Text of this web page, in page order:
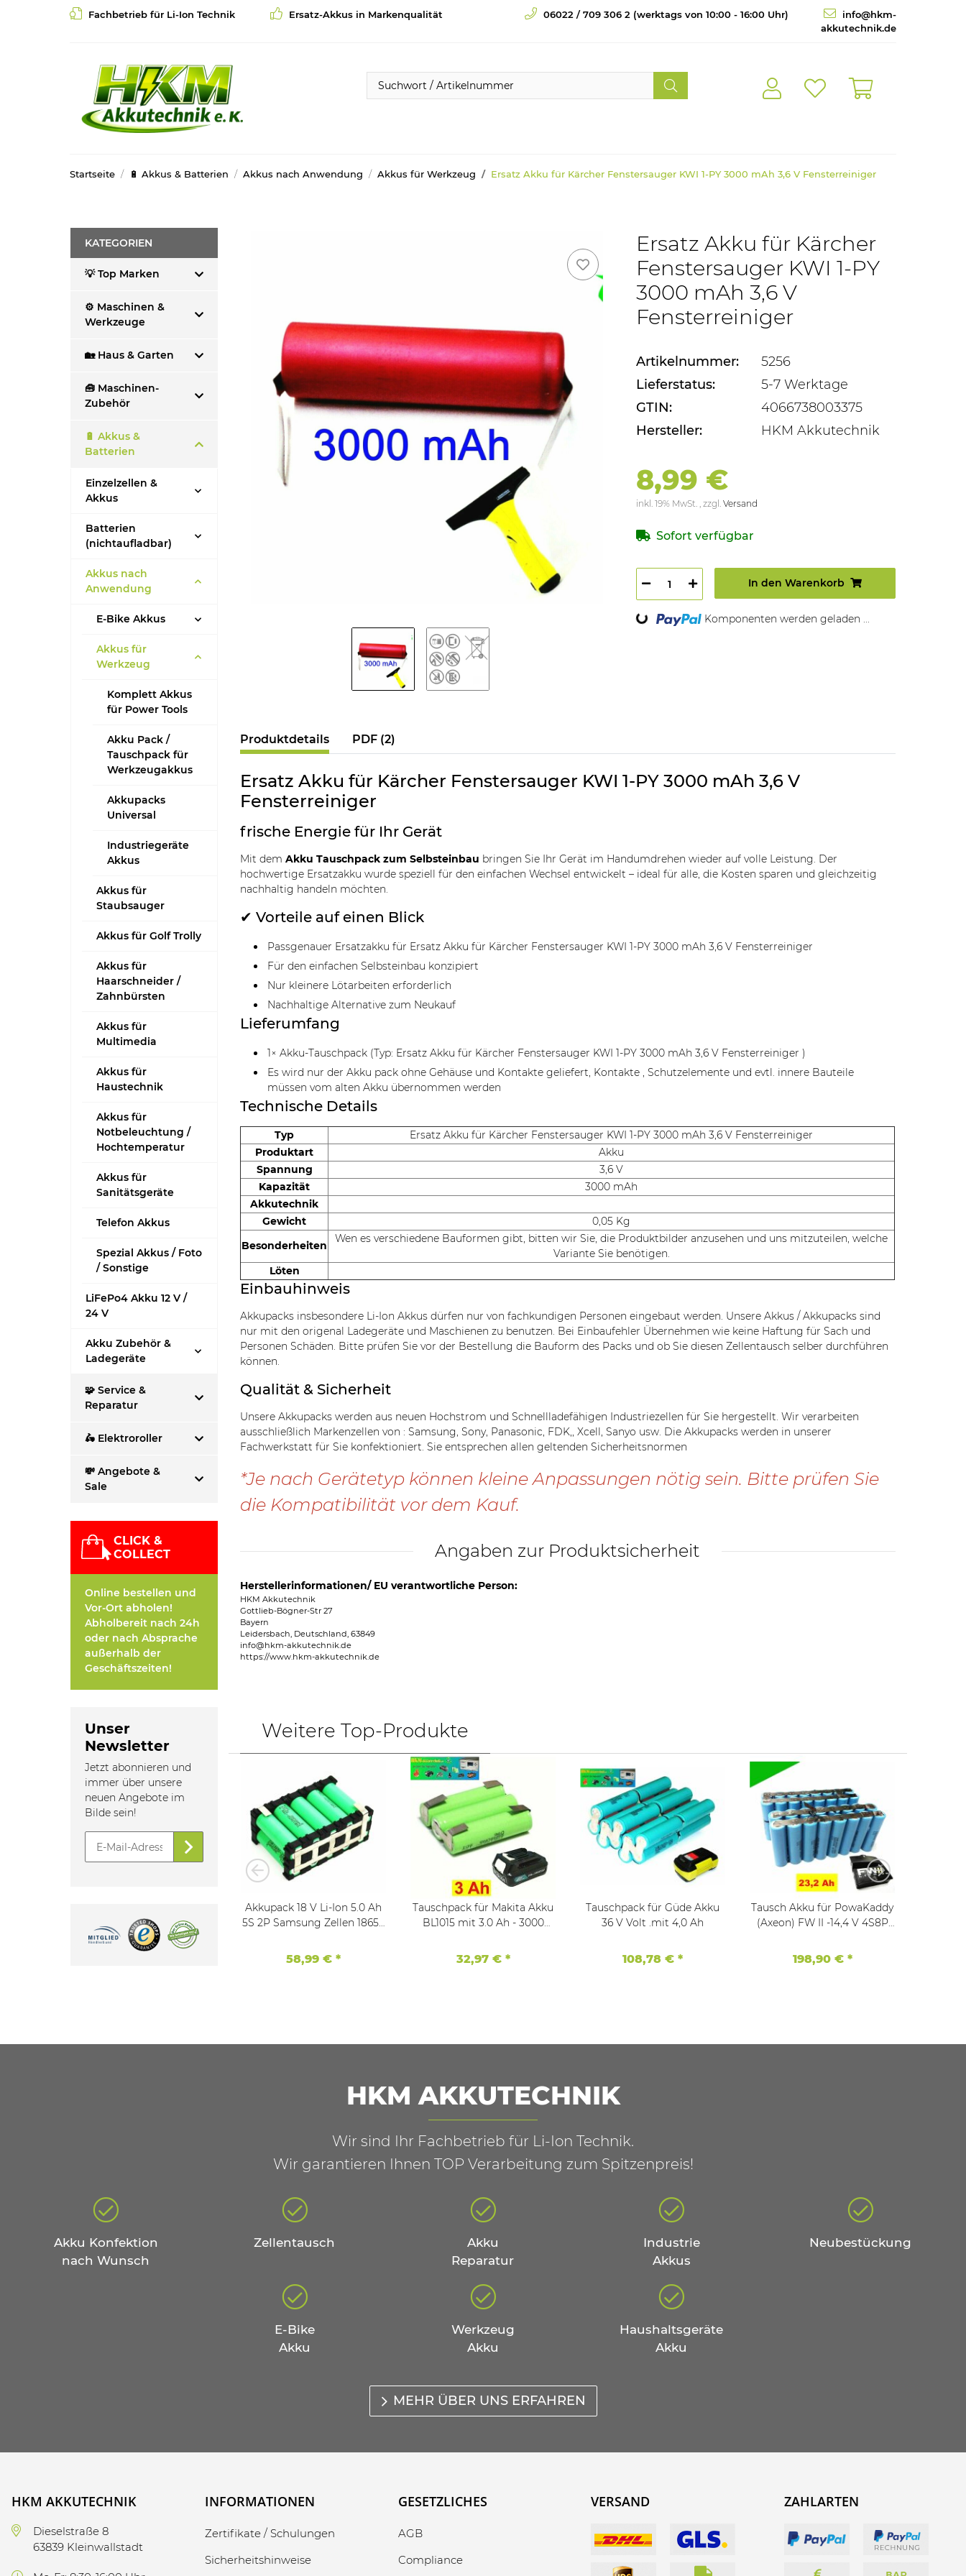
Fachbetrieb für Li-Ion Technik Ersatz-Akkus in Markenqualität 06022 / 709 306 2 (werktags von 10:00 - 16:00 Uhr)
info@hkm-
akkutechnik.de
Startseite 🔋 Akkus & Batterien Akkus nach Anwendung Akkus für Werkzeug Ersatz Akku für Kärcher Fenstersauger KWI 1-PY 3000 mAh 3,6 V Fensterreiniger
Ersatz Akku für Kärcher
Fenstersauger KWI 1-PY
3000 mAh 3,6 V
Fensterreiniger
Artikelnummer:
5256
Lieferstatus:
5-7 Werktage
GTIN:
4066738003375
Hersteller:
HKM Akkutechnik
8,99 €
inkl. 19% MwSt. , zzgl. Versand
Sofort verfügbar
In den Warenkorb
Loading... Komponenten werden geladen ...
Produktdetails PDF (2)
Ersatz Akku für Kärcher Fenstersauger KWI 1-PY 3000 mAh 3,6 V
Fensterreiniger
frische Energie für Ihr Gerät
Mit demAkku Tauschpack zum Selbsteinbau bringen Sie Ihr Gerät im Handumdrehen wieder auf volle Leistung. Der
hochwertige Ersatzakku wurde speziell für den einfachen Wechsel entwickelt – ideal für alle, die Kosten sparen und gleichzeitig
nachhaltig handeln möchten.
✔ Vorteile auf einen Blick
Passgenauer Ersatzakku für Ersatz Akku für Kärcher Fenstersauger KWI 1-PY 3000 mAh 3,6 V Fensterreiniger
Für den einfachen Selbsteinbau konzipiert
Nur kleinere Lötarbeiten erforderlich
Nachhaltige Alternative zum Neukauf
Lieferumfang
1× Akku-Tauschpack (Typ: Ersatz Akku für Kärcher Fenstersauger KWI 1-PY 3000 mAh 3,6 V Fensterreiniger )
Es wird nur der Akku pack ohne Gehäuse und Kontakte geliefert, Kontakte , Schutzelemente und evtl. innere Bauteile
müssen vom alten Akku übernommen werden
Technische Details
Typ
Ersatz Akku für Kärcher Fenstersauger KWI 1-PY 3000 mAh 3,6 V Fensterreiniger
Produktart
Akku
Spannung
3,6 V
Kapazität
3000 mAh
Akkutechnik
Gewicht
0,05 Kg
Besonderheiten
Wen es verschiedene Bauformen gibt, bitten wir Sie, die Produktbilder anzusehen und uns mitzuteilen, welche
Variante Sie benötigen.
Löten
Einbauhinweis
Akkupacks insbesondere Li-Ion Akkus dürfen nur von fachkundigen Personen eingebaut werden. Unsere Akkus / Akkupacks sind
nur mit den origenal Ladegeräte und Maschienen zu benutzen. Bei Einbaufehler Übernehmen wie keine Haftung für Sach und
Personen Schäden. Bitte prüfen Sie vor der Bestellung die Bauform des Packs und ob Sie diesen Zellentausch selber durchführen
können.
Qualität & Sicherheit
Unsere Akkupacks werden aus neuen Hochstrom und Schnellladefähigen Industriezellen für Sie hergestellt. Wir verarbeiten
ausschließlich Markenzellen von : Samsung, Sony, Panasonic, FDK,, Xcell, Sanyo usw. Die Akkupacks werden in unserer
Fachwerkstatt für Sie konfektioniert. Sie entsprechen allen geltenden Sicherheitsnormen
*Je nach Gerätetyp können kleine Anpassungen nötig sein. Bitte prüfen Sie
die Kompatibilität vor dem Kauf.
Angaben zur Produktsicherheit
Herstellerinformationen/ EU verantwortliche Person:
HKM Akkutechnik
Gottlieb-Bögner-Str 27
Bayern
Leidersbach, Deutschland, 63849
info@hkm-akkutechnik.de
https://www.hkm-akkutechnik.de
Weitere Top-Produkte
(Axeon) FW II -14,4 V 4S9P
mit 20,2 Ah Sony Zellen
Akkupack 18 V Li-Ion 5.0 Ah
5S 2P Samsung Zellen 18650
58,99 €*
Tauschpack für Makita Akku
BL1015 mit 3.0 Ah - 3000
32,97 € *
Tauschpack für Güde Akku
36 V Volt .mit 4,0 Ah
108,78 €*
Tausch Akku für PowaKaddy
(Axeon) FW II -14,4 V 4S8P
198,90 € *
KATEGORIEN
💡 Top Marken
⚙️ Maschinen &
Werkzeuge
🏡 Haus & Garten
🧰 Maschinen-
Zubehör
🔋 Akkus &
Batterien
Einzelzellen &
Akkus
Batterien
(nichtaufladbar)
Akkus nach
Anwendung
E-Bike Akkus
Akkus für
Werkzeug
Komplett Akkus
für Power Tools
Akku Pack /
Tauschpack für
Werkzeugakkus
Akkupacks
Universal
Industriegeräte
Akkus
Akkus für
Staubsauger
Akkus für Golf Trolly
Akkus für
Haarschneider /
Zahnbürsten
Akkus für
Multimedia
Akkus für
Haustechnik
Akkus für
Notbeleuchtung /
Hochtemperatur
Akkus für
Sanitätsgeräte
Telefon Akkus
Spezial Akkus / Foto
/ Sonstige
LiFePo4 Akku 12 V /
24 V
Akku Zubehör &
Ladegeräte
🧩 Service &
Reparatur
🛵 Elektroroller
💸 Angebote &
Sale
CLICK &
COLLECT
Online bestellen und
Vor-Ort abholen!
Abholbereit nach 24h
oder nach Absprache
außerhalb der
Geschäftszeiten!
Unser
Newsletter
Jetzt abonnieren und
immer über unsere
neuen Angebote im
Bilde sein!
HKM AKKUTECHNIK
Wir sind Ihr Fachbetrieb für Li-Ion Technik.
Wir garantieren Ihnen TOP Verarbeitung zum Spitzenpreis!
Akku Konfektion
nach Wunsch
Zellentausch
Akku
Reparatur
Industrie
Akkus
Neubestückung
E-Bike
Akku
Werkzeug
Akku
Haushaltsgeräte
Akku
MEHR ÜBER UNS ERFAHREN
HKM AKKUTECHNIK
Dieselstraße 8
63839 Kleinwallstadt
INFORMATIONEN
Zertifikate / Schulungen
Sicherheitshinweise
GESETZLICHES
AGB
Compliance
VERSAND ZAHLARTEN